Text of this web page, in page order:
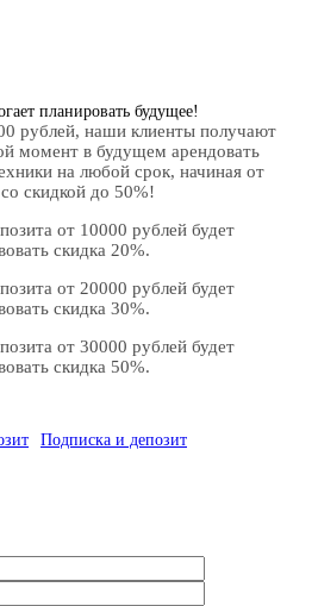
планировать будущее!
рублей, наши клиенты получают
момент в будущем арендовать
на любой срок, начиная от
скидкой до 50%!
от 10000 рублей будет
скидка 20%.
от 20000 рублей будет
скидка 30%.
от 30000 рублей будет
скидка 50%.
Подписка и депозит